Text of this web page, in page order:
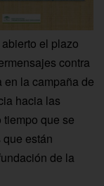
el plazo
contra
la campaña de
hacia las
que se
están
de la